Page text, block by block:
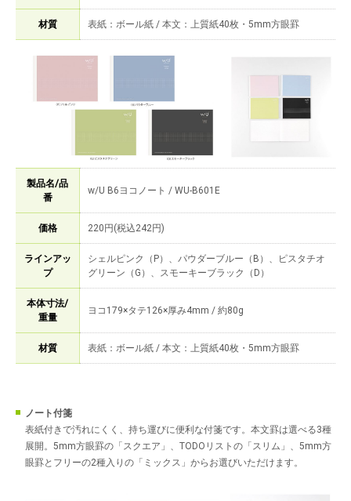
材質 表紙：ボール紙 / 本文：上質紙40枚・5mm方眼罫
製品名/品
番
w/U B6ヨコノート / WU-B601E
価格 220円(税込242円)
ラインアッ
プ
シェルピンク（P）、パウダーブルー（B）、ピスタチオ
グリーン（G）、スモーキーブラック（D）
本体寸法/
重量
ヨコ179×タテ126×厚み4mm / 約80g
材質 表紙：ボール紙 / 本文：上質紙40枚・5mm方眼罫
ノート付箋
表紙付きで汚れにくく、持ち運びに便利な付箋です。本文罫は選べる3種
展開。5mm方眼罫の「スクエア」、TODOリストの「スリム」、5mm方
眼罫とフリーの2種入りの「ミックス」からお選びいただけます。